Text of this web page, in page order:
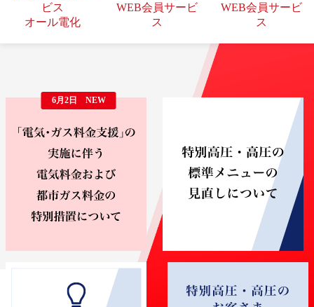
ビス
オール電化
WEB会員サービ
ス
WEB会員サービ
ス
6月2日 NEW